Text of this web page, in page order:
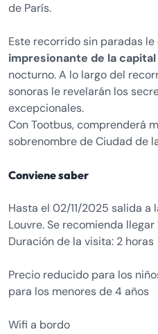
de París.
Este recorrido sin paradas le
impresionante de la capital
nocturno. A lo largo del
sonoras le revelarán los
excepcionales.
Con Tootbus, comprenderá
sobrenombre de Ciudad de
Conviene saber
Hasta el 02/11/2025 salida a
Louvre. Se recomienda
Duración de la visita: 2 horas
Precio reducido para los
para los menores de 4 años
Wifi a bordo